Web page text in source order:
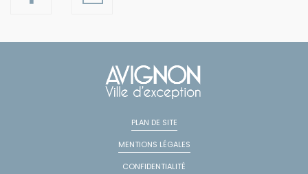
PLAN DE SITE
MENTIONS LÉGALES
CONFIDENTIALITÉ